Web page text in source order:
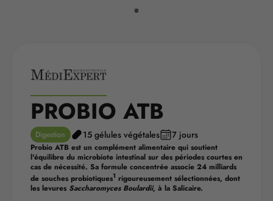
PROBIO ATB
Digestion 15 gélules végétales 7 jours
Probio ATB est un complément alimentaire qui soutient
l'équilibre du microbiote intestinal sur des périodes courtes en
cas de nécessité. Sa formule concentrée associe 24 milliards
de souches probiotiques1 rigoureusement sélectionnées, dont
les levures Saccharomyces Boulardii, à la Salicaire.